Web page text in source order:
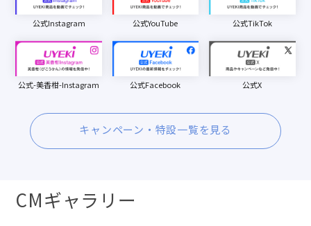
公式Instagram 公式YouTube 公式TikTok
公式-美香柑-Instagram 公式Facebook 公式X
キャンペーン・特設一覧を見る
CMギャラリー